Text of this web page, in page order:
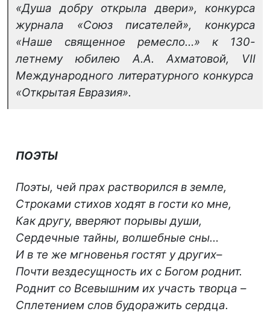
«Душа добру открыла двери», конкурса
журнала «Союз писателей», конкурса
«Наше священное ремесло…» к 130-
летнему юбилею А.А. Ахматовой, VII
Международного литературного конкурса
«Открытая Евразия».
ПОЭТЫ
Поэты, чей прах растворился в земле,
Строками стихов ходят в гости ко мне,
Как другу, вверяют порывы души,
Сердечные тайны, волшебные сны…
И в те же мгновенья гостят у других–
Почти вездесущность их с Богом роднит.
Роднит со Всевышним их участь творца –
Сплетением слов будоражить сердца.